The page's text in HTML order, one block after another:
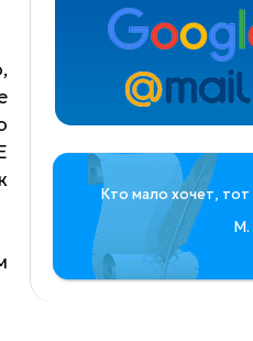
Кто мало хочет,
М.